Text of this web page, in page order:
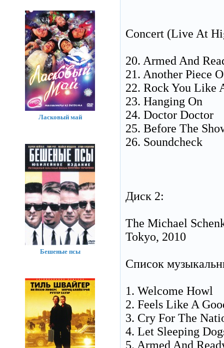
Concert (Live At
20. Armed And
21. Another Piece
22. Rock You Like
23. Hanging On
24. Doctor Doctor
25. Before The
26. Soundcheck
Диск 2:
The Michael
Tokyo, 2010
Список
1. Welcome Howl
2. Feels Like A
3. Cry For The
4. Let Sleeping
5. Armed And
Ласковый май
Бешеные псы